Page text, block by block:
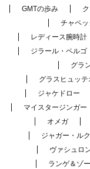
GMTの歩み
チャペッ
レディース腕時計
ジラール・ペルゴ
グラ
グラスヒュッ
ジャケドロー
マイスタージンガー
オメガ
ジャガー・ル
ヴァシュロ
ランゲ＆ゾ